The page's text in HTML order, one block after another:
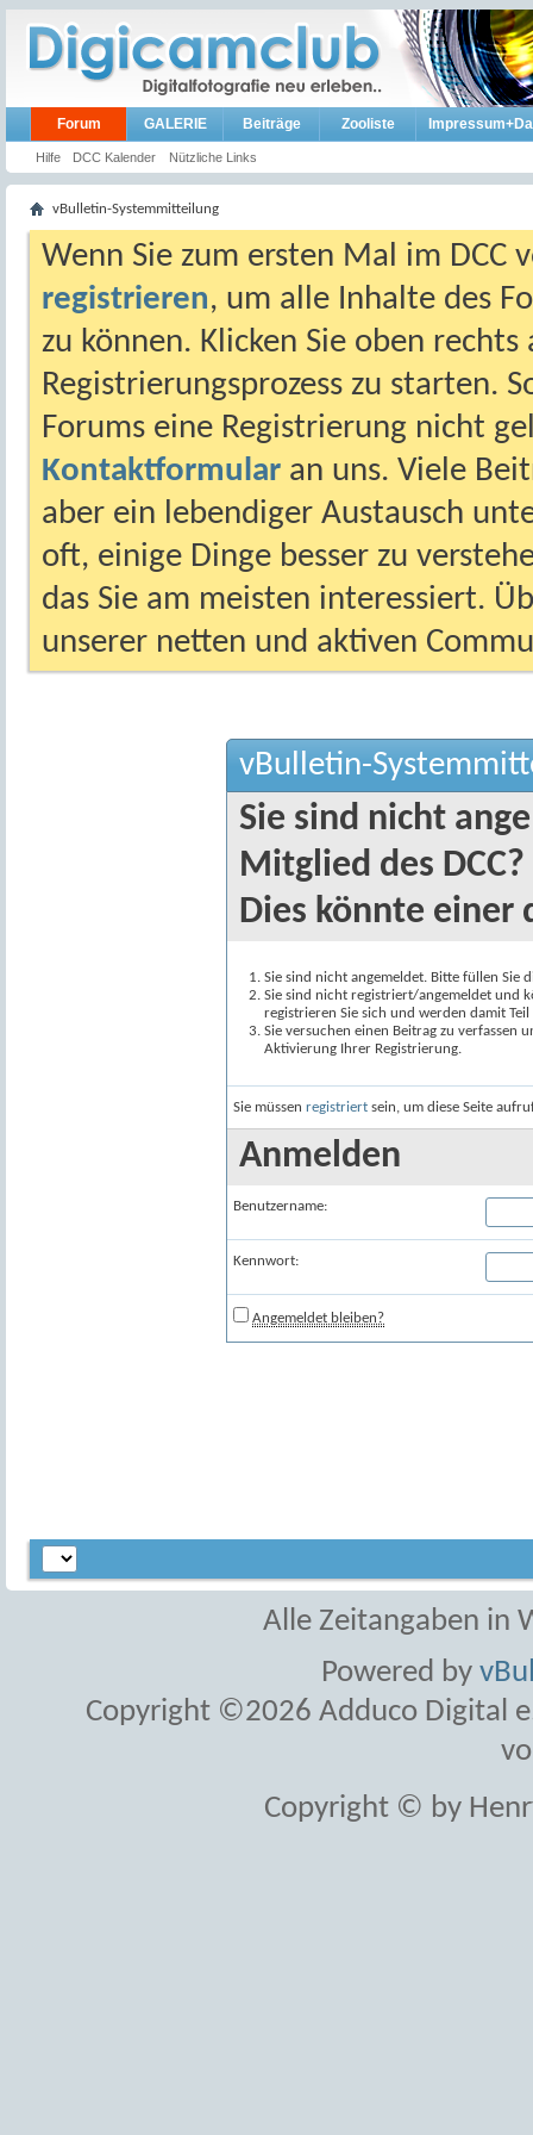
Forum
Hilfe DCC Kalender Nützliche Links
GALERIE Beiträge Zooliste
vBulletin-Systemmitteilung
Wenn Sie zum ersten Mal im DCC
registrieren, um alle Inhalte des
zu können. Klicken Sie oben
Registrierungsprozess zu starten.
Forums eine Registrierung nicht
Kontaktformular an uns. Viele
aber ein lebendiger Austausch
oft, einige Dinge besser zu
das Sie am meisten interessiert.
unserer netten und aktiven
vBulletin-
Sie sind nicht
Mitglied des DCC?
Dies könnte einer
Sie sind nicht angemeldet. Bitte füllen Sie
Sie sind nicht registriert/angemeldet und
registrieren Sie sich und werden damit
Sie versuchen einen Beitrag zu verfassen
Aktivierung Ihrer Registrierung.
Sie müssen registriert sein, um diese Seite
Anmelden
Benutzername:
Kennwort:
Angemeldet bleiben?
Alle Zeitangaben in
Powered by
Copyright ©2026 Adduco Digital
Copyright © by